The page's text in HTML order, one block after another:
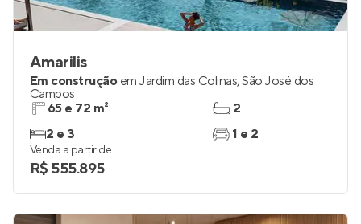
Amarilis
Em construção em Jardim das Colinas,São José dos
Campos
65 e 72 m²
2 e 3
2
1 e 2
Venda a partir de
R$ 555.895